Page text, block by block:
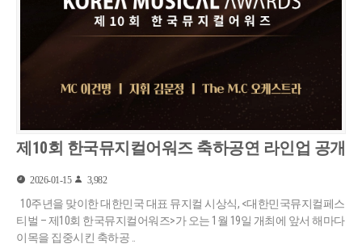
제10회 한국뮤지컬어워즈 축하공연 라인업 공개
2026-01-15 3,982
티벌 – 제10회 한국뮤지컬어워즈>가 오는 1월 19일 개최에 앞서 해마다
이목을 집중시킨 축하공 ..